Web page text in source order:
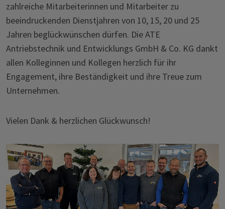
zahlreiche Mitarbeiterinnen und Mitarbeiter zu
beeindruckenden Dienstjahren von 10, 15, 20 und 25
Jahren beglückwünschen dürfen. Die ATE
Antriebstechnik und Entwicklungs GmbH & Co. KG dankt
allen Kolleginnen und Kollegen herzlich für ihr
Engagement, ihre Beständigkeit und ihre Treue zum
Unternehmen.
Vielen Dank & herzlichen Glückwunsch!